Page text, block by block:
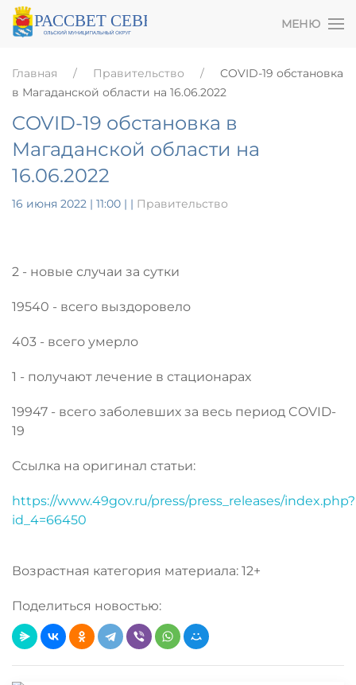
МЕНЮ
Главная Правительство
COVID-19 обстановка
в Магаданской области на 16.06.2022
COVID-19 обстановка в
Магаданской области на
16.06.2022
16 июня 2022 | 11:00 | | Правительство
2 - новые случаи за сутки
19540 - всего выздоровело
403 - всего умерло
1 - получают лечение в стационарах
19947 - всего заболевших за весь период COVID-
19
Ссылка на оригинал статьи:
https://www.49gov.ru/press/press_releases/index.php?
id_4=66450
Возрастная категория материала: 12+
Поделиться новостью: